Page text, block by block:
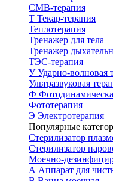
СМВ-терапия
Т Текар-терапия
Теплотерапия
Тренажер для тела
Тренажер
ТЭС-терапия
УУдарно-волновая
Ультразвуковая
Ф
Фототерапия
Э Электротерапия
Популярные
Стерилизатор
Стерилизатор
Моечно-
А Аппарат для